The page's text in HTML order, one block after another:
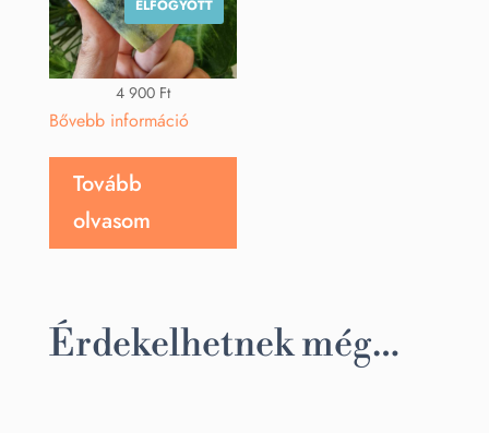
ELFOGYOTT
4 900 Ft
Bővebb információ
Tovább
olvasom
Érdekelhetnek még…